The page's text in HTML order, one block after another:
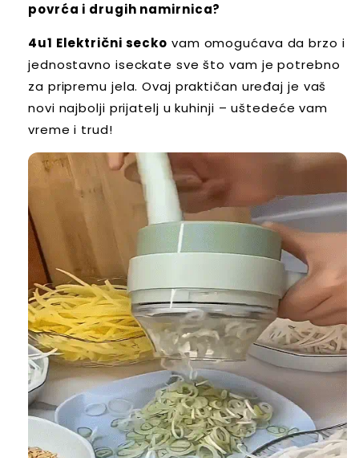
povrća i drugih namirnica?
4u1 Električni secko vam omogućava da brzo i
jednostavno iseckate sve što vam je potrebno
za pripremu jela. Ovaj praktičan uređaj je vaš
novi najbolji prijatelj u kuhinji – uštedeće vam
vreme i trud!